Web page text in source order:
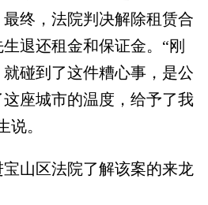
终，法院判决解除租赁合
退还租金和保证金。“刚
碰到了这件糟心事，是公
座城市的温度，给予了我
说。
山区法院了解该案的来龙